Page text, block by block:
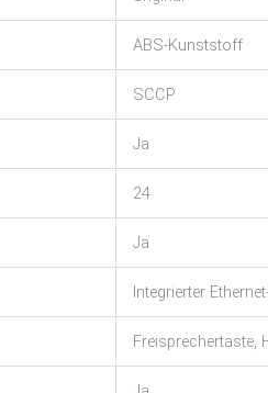
ABS-Kunststoff
SCCP
Ja
24
Ja
Integrierter
Freisprechertaste,